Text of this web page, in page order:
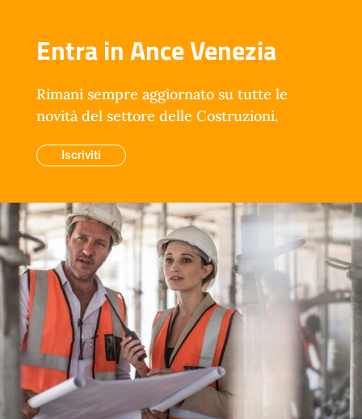
Entra in Ance Venezia
Rimani sempre aggiornato su tutte le
novità del settore delle Costruzioni.
Iscriviti